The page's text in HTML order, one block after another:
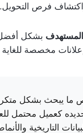
واكتشاف فرص التحويل.
بشكل أفضل،
مخصصة
يبحث بشكل متكرر
كعميل محتمل
التاريخية